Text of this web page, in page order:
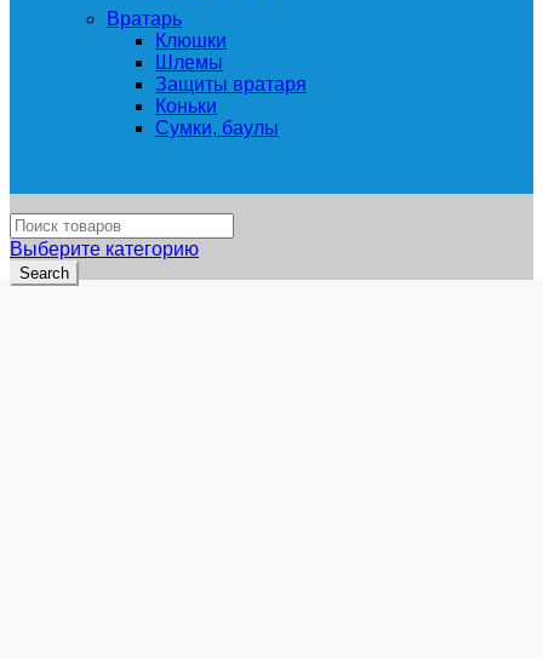
Вратарь
Клюшки
Шлемы
Защиты вратаря
Коньки
Сумки, баулы
Выберите категорию
Search